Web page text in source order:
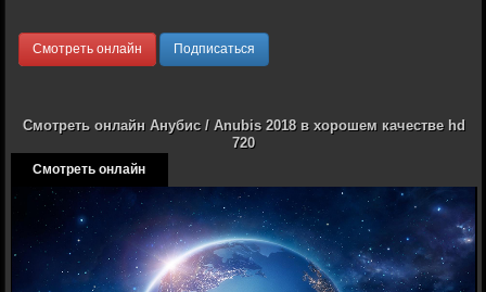
Смотреть онлайн Подписаться
Смотреть онлайн Анубис / Anubis 2018 в хорошем качестве hd
720
Смотреть онлайн